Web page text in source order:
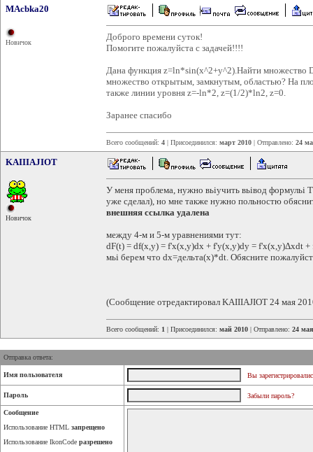
MAcbka20
Новичок
Доброго времени суток!
Помогите пожалуйста с задачей!!!!
Дана функция z=ln*sin(x^2+y^2).Найти множество
множество открытым, замкнутым, областью? На
также линии уровня z=-ln*2, z=(1/2)*ln2, z=0.
Заранее спасибо
Всего сообщений: 4 | Присоединился: март 2010 | Отправлено: 24
KAIIIAJIOT
Новичок
У меня проблема, нужно вьіучить вьівод формульі
уже сделал), но мне также нужно польностю
внешняя ссылка удалена
между 4-м и 5-м уравнениями тут:
dF(t) = df(x,y) = f'x(x,y)dx + f'y(x,y)dy = f'x(x,y)Δxdt
мьі берем что dx=дельта(х)*dt. Обясните
(Сообщение отредактировал KAIIIAJIOT 24 мая
Всего сообщений: 1 | Присоединился: май 2010 | Отправлено: 24
Отправка ответа:
Имя пользователя Вы
Пароль Забыли пароль?
Сообщение
Использование HTML запрещено
Использование IkonCode разрешено